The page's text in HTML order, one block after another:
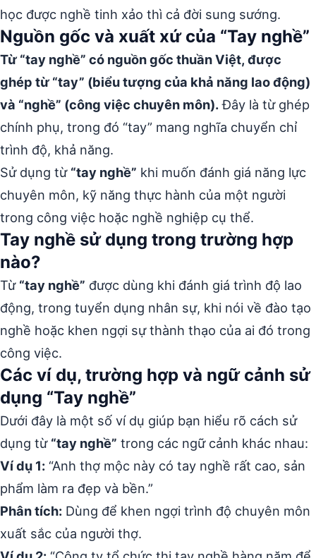
học được nghề tinh xảo thì cả đời sung sướng.
Nguồn gốc và xuất xứ của “Tay nghề”
Từ “tay nghề” có nguồn gốc thuần Việt, được
ghép từ “tay” (biểu tượng của khả năng lao động)
và “nghề” (công việc chuyên môn).Đây là từ ghép
chính phụ, trong đó “tay” mang nghĩa chuyển chỉ
trình độ, khả năng.
Sử dụng từ “tay nghề” khi muốn đánh giá năng lực
chuyên môn, kỹ năng thực hành của một người
trong công việc hoặc nghề nghiệp cụ thể.
Tay nghề sử dụng trong trường hợp
nào?
Từ “tay nghề” được dùng khi đánh giá trình độ lao
động, trong tuyển dụng nhân sự, khi nói về đào tạo
nghề hoặc khen ngợi sự thành thạo của ai đó trong
công việc.
Các ví dụ, trường hợp và ngữ cảnh sử
dụng “Tay nghề”
Dưới đây là một số ví dụ giúp bạn hiểu rõ cách sử
dụng từ “tay nghề” trong các ngữ cảnh khác nhau:
Ví dụ 1: “Anh thợ mộc này có tay nghề rất cao, sản
phẩm làm ra đẹp và bền.”
Phân tích: Dùng để khen ngợi trình độ chuyên môn
xuất sắc của người thợ.